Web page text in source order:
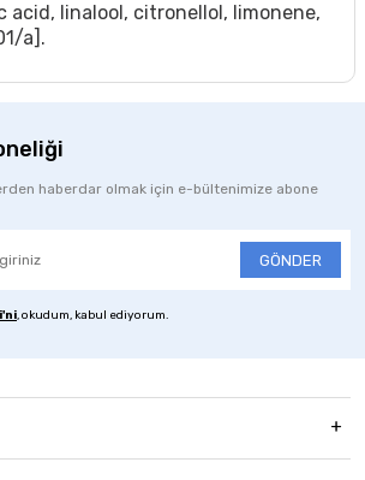
linalool, citronellol, limonene,
a].
haberdar olmak için e-bültenimize abone
GÖNDER
, okudum, kabul ediyorum.